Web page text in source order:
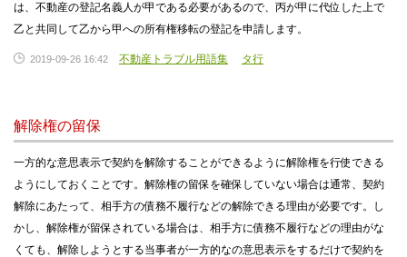
は、不動産の登記名義人が甲である必要があるので、丙が甲に代位した上で
乙と共同して乙から甲への所有権移転の登記を申請します。
2019-09-26 16:42 不動産トラブル用語集 タ行
解除権の留保
一方的な意思表示で契約を解除することができるように解除権を行使できる
ようにしておくことです。解除権の留保を確保していない場合は通常、契約
解除にあたって、相手方の債務不履行などの解除できる理由が必要です。し
かし、解除権が留保されている場合は、相手方に債務不履行などの理由がな
くても、解除しようとする当事者が一方的なの意思表示をするだけで契約を